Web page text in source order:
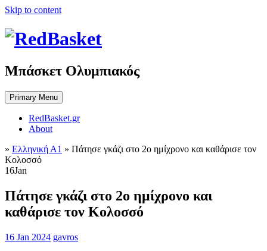
Skip to content
Μπάσκετ Ολυμπιακός
Primary Menu
RedBasket.gr
About
» Ελληνική Α1 » Πάτησε γκάζι στο 2ο ημίχρονο και καθάρισε τον
Κολοσσό
16Jan
Πάτησε γκάζι στο 2ο ημίχρονο και
καθάρισε τον Κολοσσό
16 Jan 2024 gavros